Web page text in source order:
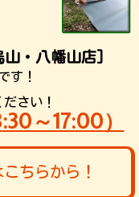
・八幡山店]
す！
さい！
～17:00）
ちらから！